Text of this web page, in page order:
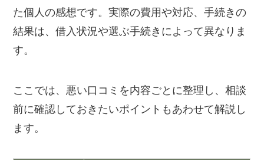
た個人の感想です。実際の費用や対応、手続きの
結果は、借入状況や選ぶ手続きによって異なりま
す。
ここでは、悪い口コミを内容ごとに整理し、相談
前に確認しておきたいポイントもあわせて解説し
ます。